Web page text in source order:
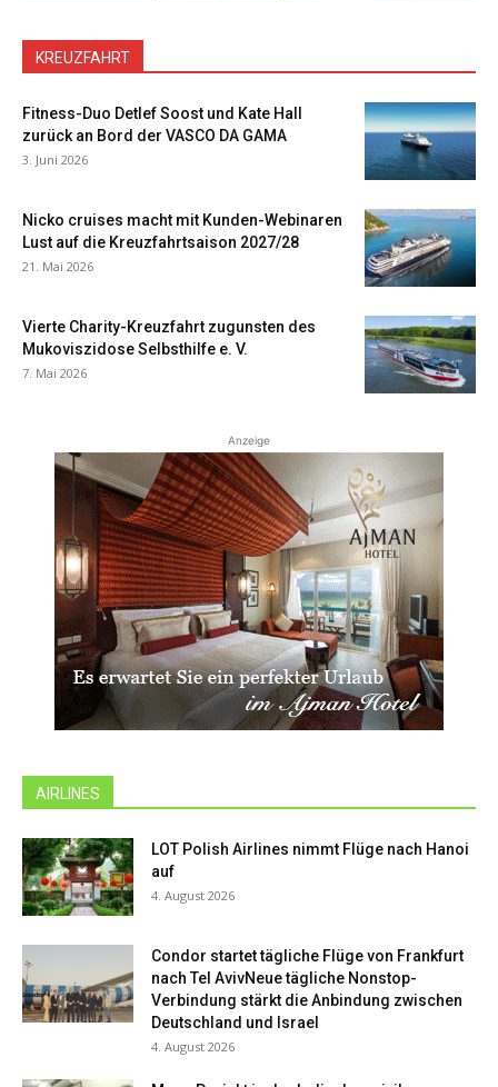
KREUZFAHRT
Fitness-Duo Detlef Soost und Kate Hall
zurück an Bord der VASCO DA GAMA
3. Juni 2026
Nicko cruises macht mit Kunden-Webinaren
Lust auf die Kreuzfahrtsaison 2027/28
21. Mai 2026
Vierte Charity-Kreuzfahrt zugunsten des
Mukoviszidose Selbsthilfe e. V.
7. Mai 2026
Anzeige
AIRLINES
LOT Polish Airlines nimmt Flüge nach Hanoi
auf
4. August 2026
Condor startet tägliche Flüge von Frankfurt
nach Tel AvivNeue tägliche Nonstop-
Verbindung stärkt die Anbindung zwischen
Deutschland und Israel
4. August 2026